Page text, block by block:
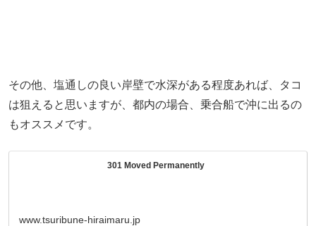
その他、塩通しの良い岸壁で水深がある程度あれば、タコ
は狙えると思いますが、都内の場合、乗合船で沖に出るの
もオススメです。
301 Moved Permanently
www.tsuribune-hiraimaru.jp